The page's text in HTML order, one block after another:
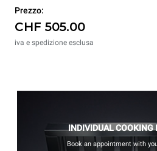
Prezzo:
CHF 505.00
iva e spedizione esclusa
INDIVIDUAL COOKING
Book an appointment with